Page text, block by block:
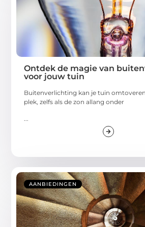
Ontdek de magie van
voor jouw tuin
Buitenverlichting kan je tuin
plek, zelfs als de zon allang onder
AANBIEDINGEN